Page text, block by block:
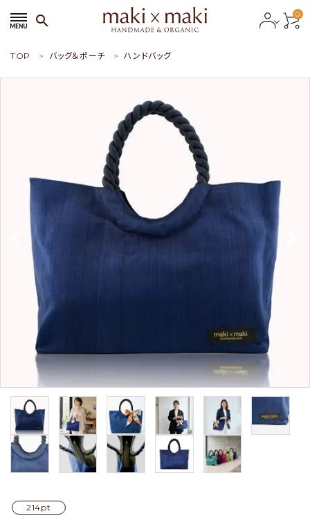
search 0
person
おすすめ商品
セール
アイテムから探す
素材から探す
価格から探す
国から探す
TOP バッグ＆ポーチ ハンドバッグ
214pt